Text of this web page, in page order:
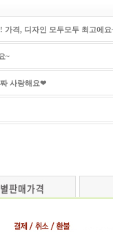
가격, 디자인 모두모두 최고에요
~
사랑해요❤